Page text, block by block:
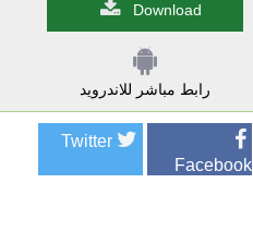
Download
رابط مباشر للاندرويد
Facebook
Twitter